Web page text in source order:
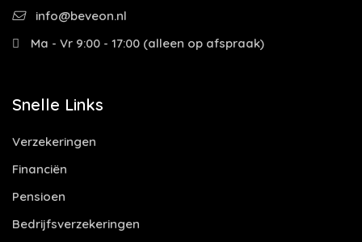
info@beveon.nl
Ma - Vr 9:00 - 17:00 (alleen op afspraak)
Snelle Links
Verzekeringen
Financiën
Pensioen
Bedrijfsverzekeringen